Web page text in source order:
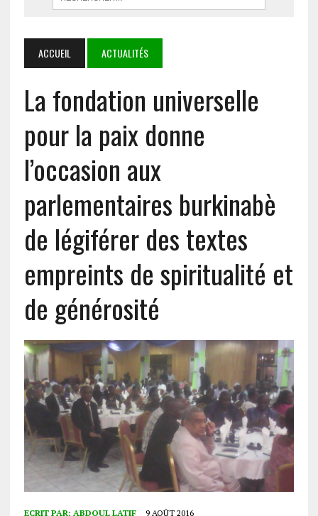
ACCUEIL ACTUALITÉS
La fondation universelle
pour la paix donne
l’occasion aux
parlementaires burkinabè
de légiférer des textes
empreints de spiritualité et
de générosité
ECRIT PAR: ABDOUL LATIF 9 AOÛT 2016